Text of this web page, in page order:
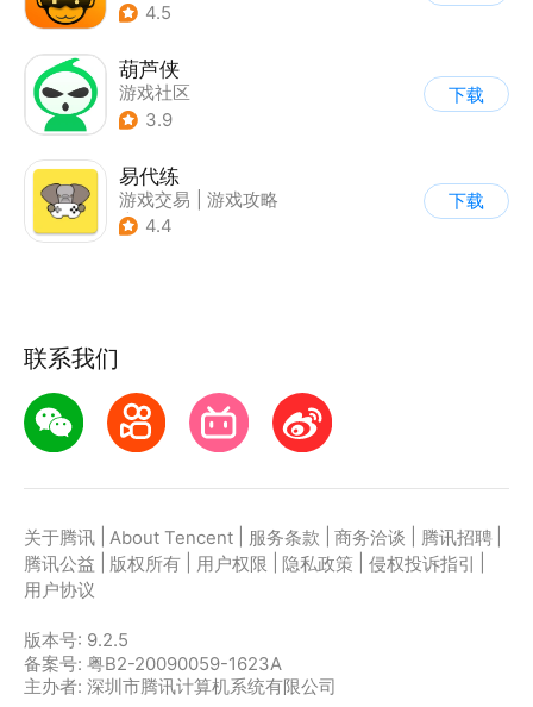
4.5
葫芦侠
游戏社区
3.9
下载
易代练
游戏交易
游戏攻略
| 游戏社区
4.4
下载
联系我们
关于腾讯 About Tencent 服务条款 商务洽谈 腾讯招聘
腾讯公益
版权所有 用户权限 隐私政策 侵权投诉指引
用户协议
版本号: 9.2.5
备案号: 粤B2-20090059-1623A
主办者: 深圳市腾讯计算机系统有限公司